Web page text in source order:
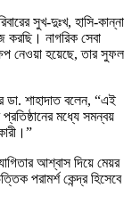
সুখ-দুঃখ, হাসি-কান্না
করছি। নাগরিক সেবা
নেওয়া হয়েছে, তার সুফল
ডা. শাহাদাত বলেন, “এই
প্রতিষ্ঠানের মধ্যে সমন্বয়
আশ্বাস দিয়ে মেয়র
পরামর্শ কেন্দ্র হিসেবে